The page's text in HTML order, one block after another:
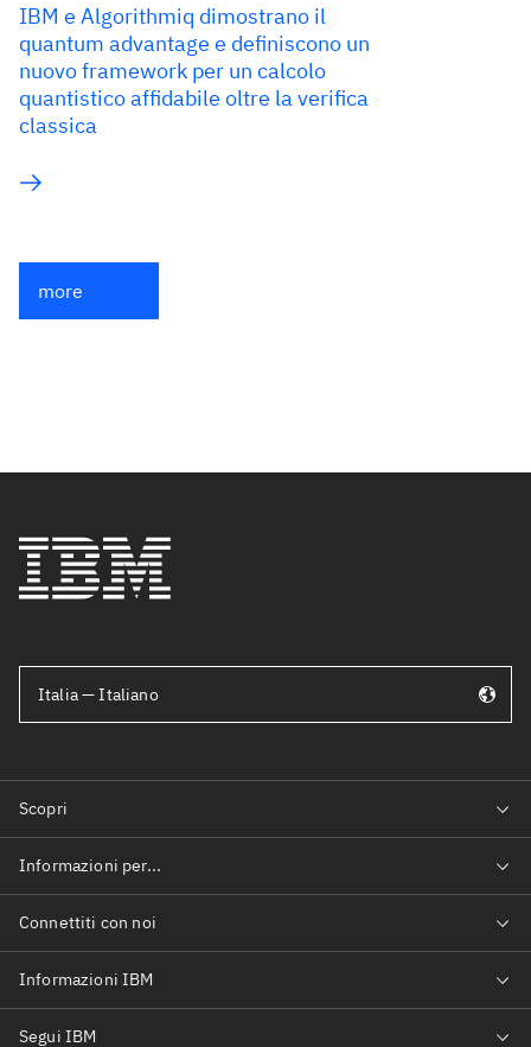
IBM e Algorithmiq dimostrano il
quantum advantage e definiscono un
nuovo framework per un calcolo
quantistico affidabile oltre la verifica
classica
more
Italia — Italiano